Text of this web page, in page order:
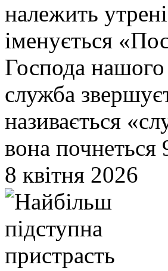
належить
іменується
Господа
служба
називається
вона почнеться
8 квітня 2026